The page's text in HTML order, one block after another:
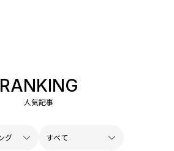
RANKING
人気記事